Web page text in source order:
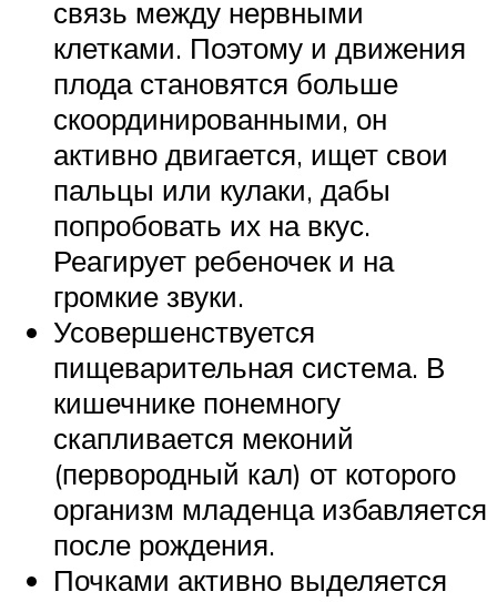
связь между нервными
клетками. Поэтому и движения
плода становятся больше
скоординированными, он
активно двигается, ищет свои
пальцы или кулаки, дабы
попробовать их на вкус.
Реагирует ребеночек и на
громкие звуки.
Усовершенствуется
пищеварительная система. В
кишечнике понемногу
скапливается меконий
(первородный кал) от которого
организм младенца избавляется
после рождения.
Почками активно выделяется